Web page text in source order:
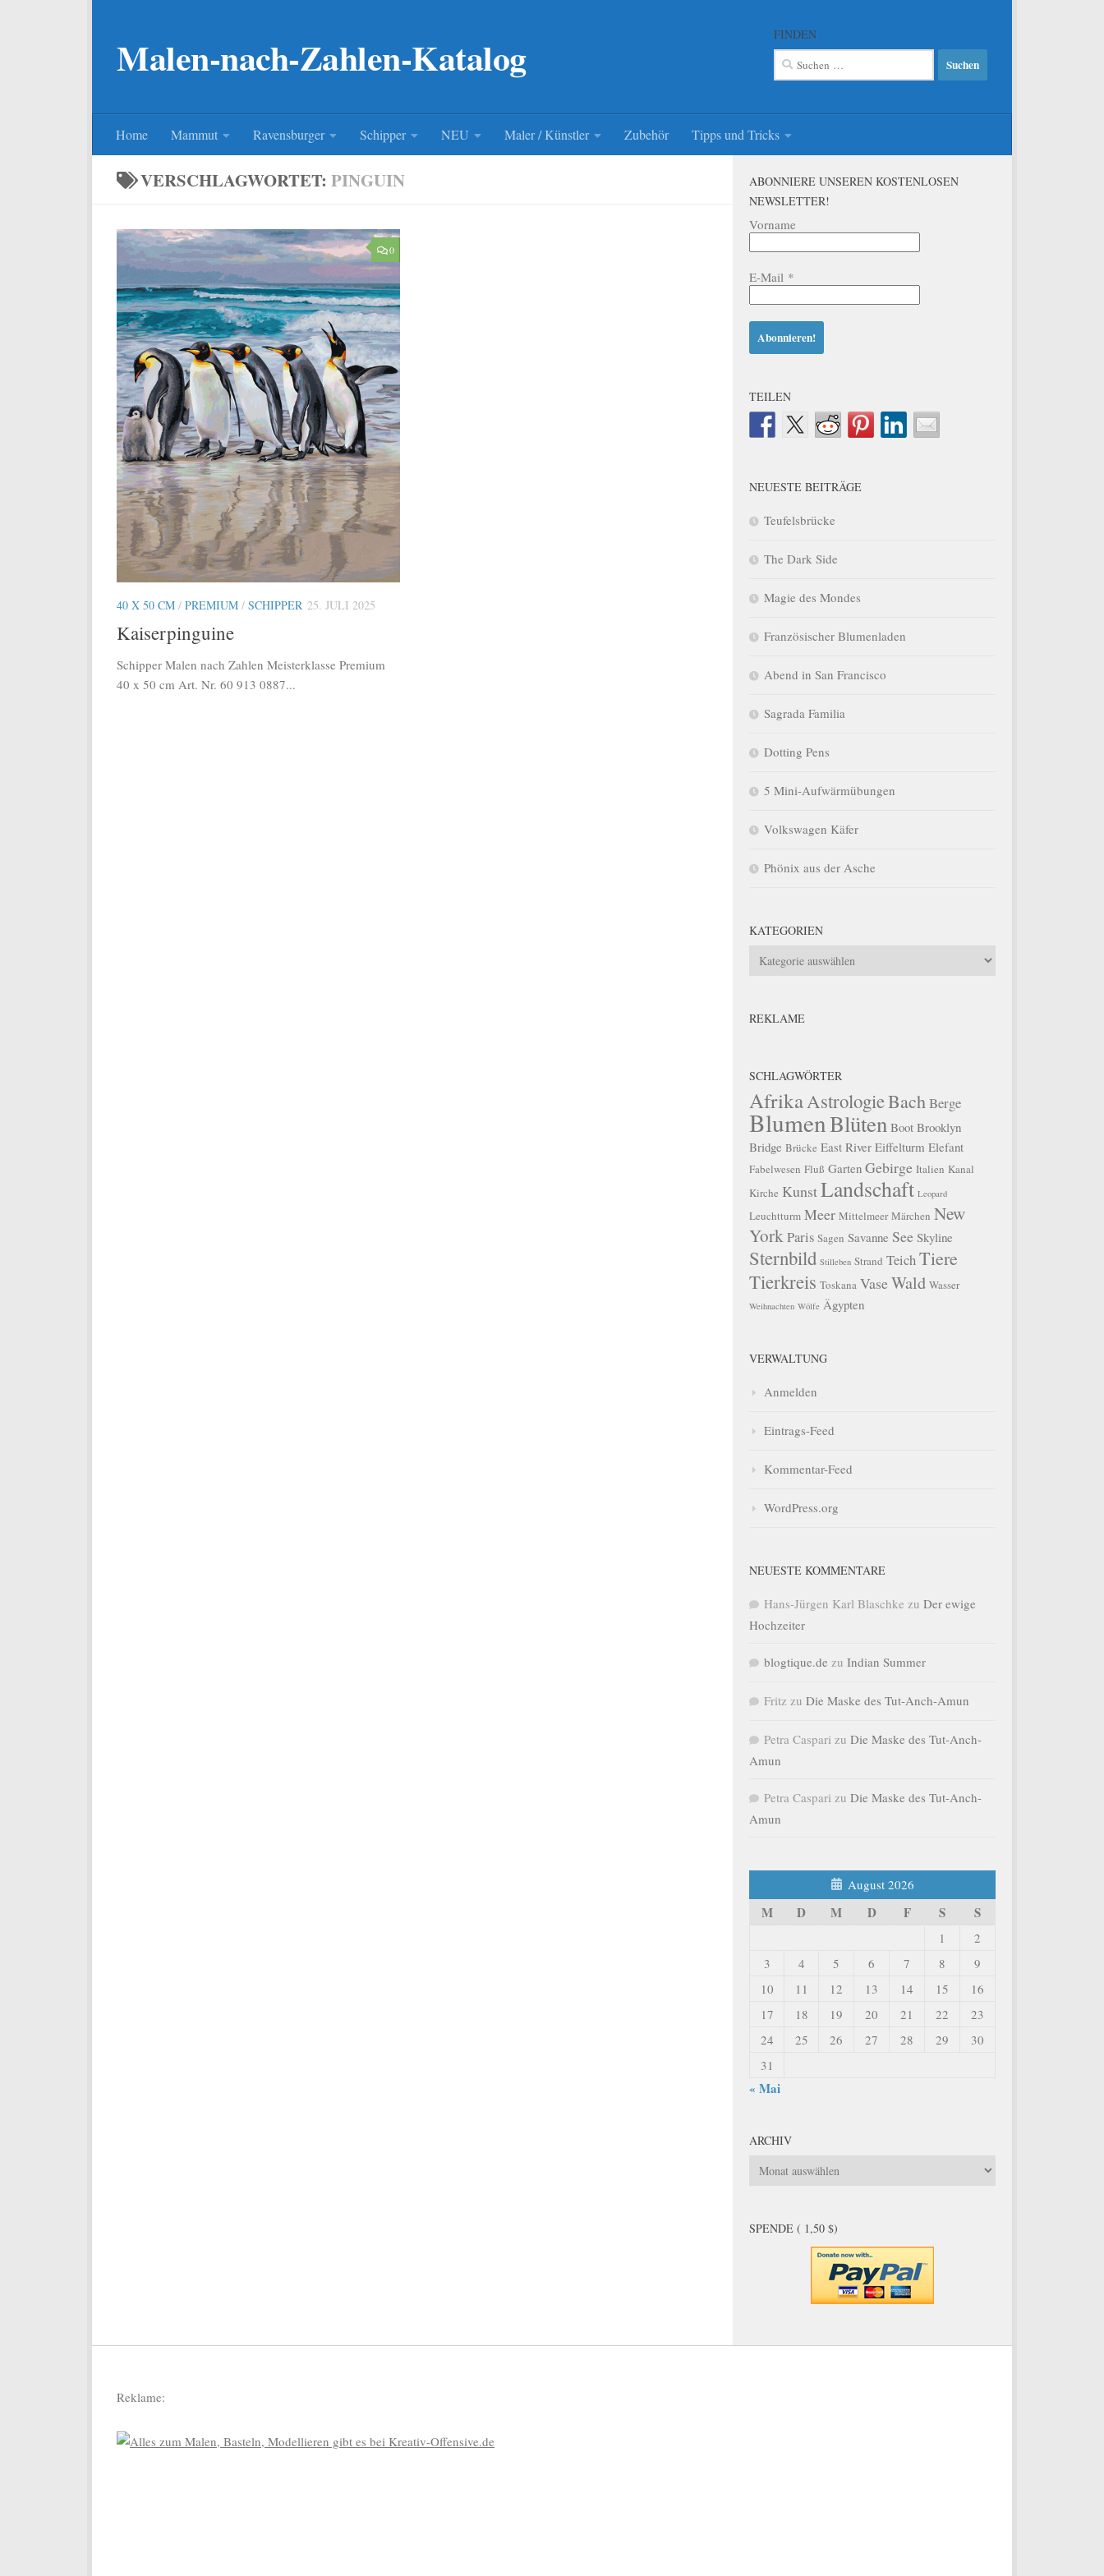
Malen-nach-Zahlen-Katalog FINDEN
Suchen
nach:
Home Mammut Ravensburger Schipper NEU Maler / Künstler Zubehör Tipps und Tricks
VERSCHLAGWORTET: PINGUIN
0
40 X 50 CM / PREMIUM / SCHIPPER 25. JULI 2025
Kaiserpinguine
Schipper Malen nach Zahlen Meisterklasse Premium
40 x 50 cm Art. Nr. 60 913 0887...
ABONNIERE UNSEREN KOSTENLOSEN
NEWSLETTER!
Vorname
E-Mail *
TEILEN
NEUESTE BEITRÄGE
Teufelsbrücke
The Dark Side
Magie des Mondes
Französischer Blumenladen
Abend in San Francisco
Sagrada Familia
Dotting Pens
5 Mini-Aufwärmübungen
Volkswagen Käfer
Phönix aus der Asche
KATEGORIEN
Kategorien
REKLAME
SCHLAGWÖRTER
AfrikaAstrologieBachBerge
BlumenBlüten Boot Brooklyn
Bridge Brücke East River Eiffelturm Elefant
Fabelwesen Fluß Garten Gebirge Italien Kanal
Kirche KunstLandschaft Leopard
Leuchtturm Meer Mittelmeer Märchen New
YorkParis Sagen Savanne See Skyline
Sternbild Stilleben Strand TeichTiere
Tierkreis Toskana VaseWald Wasser
Weihnachten Wölfe Ägypten
VERWALTUNG
Anmelden
Eintrags-Feed
Kommentar-Feed
WordPress.org
NEUESTE KOMMENTARE
Hans-Jürgen Karl Blaschke zu Der ewige
Hochzeiter
blogtique.de zu Indian Summer
Fritz zu Die Maske des Tut-Anch-Amun
Petra Caspari zu Die Maske des Tut-Anch-
Amun
Petra Caspari zu Die Maske des Tut-Anch-
Amun
August 2026
M D M D F S S
1
2
3
4 5 6 7 8
9
10
11 12 13 14 15
16
17
18 19 20 21 22
23
24
25 26 27 28 29
30
31
« Mai
ARCHIV
Archiv
SPENDE ( 1,50 $)
Reklame: